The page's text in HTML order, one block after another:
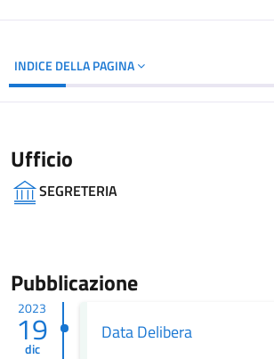
INDICE DELLA PAGINA
Ufficio
SEGRETERIA
Pubblicazione
2023
19
dic
Data Delibera